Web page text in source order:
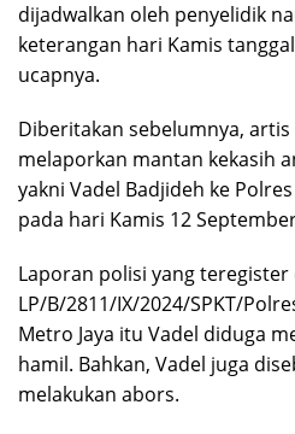
dijadwalkan oleh penyelidik
keterangan hari Kamis
ucapnya.
Diberitakan sebelumnya,
melaporkan mantan kekasih
yakni Vadel Badjideh ke
pada hari Kamis 12
Laporan polisi yang
LP/B/2811/IX/2024/SPKT/
Metro Jaya itu Vadel diduga
hamil. Bahkan, Vadel juga
melakukan abors.